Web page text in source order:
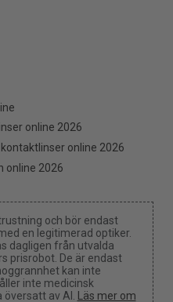
online 2026
online 2026
online 2026
och bör endast
en legitimerad optiker.
dagligen från utvalda
prisrobot. De är endast
kan inte
inte medicinsk
av AI.
Läs mer om